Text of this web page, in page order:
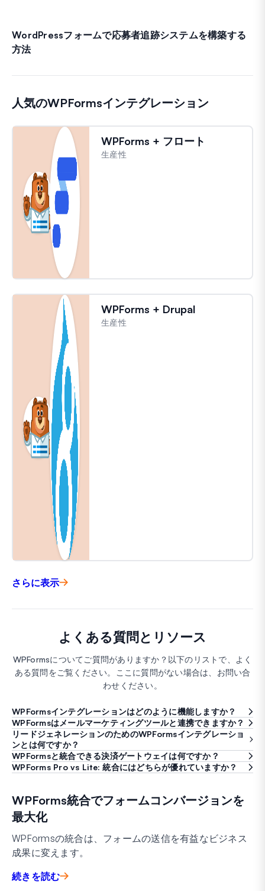
WordPressフォームで応募者追跡システムを構築する
方法
人気のWPFormsインテグレーション
WPForms + フロート
生産性
WPForms + Drupal
生産性
さらに表示
よくある質問とリソース
WPFormsについてご質問がありますか？以下のリストで、よく
ある質問をご覧ください。ここに質問がない場合は、お問い合
わせください。
WPFormsインテグレーションはどのように機能しますか？
WPFormsはメールマーケティングツールと連携できますか？
リードジェネレーションのためのWPFormsインテグレーショ
ンとは何ですか？
WPFormsと統合できる決済ゲートウェイは何ですか？
WPForms Pro vs Lite: 統合にはどちらが優れていますか？
WPForms統合でフォームコンバージョンを
最大化
WPFormsの統合は、フォームの送信を有益なビジネス
成果に変えます。
続きを読む